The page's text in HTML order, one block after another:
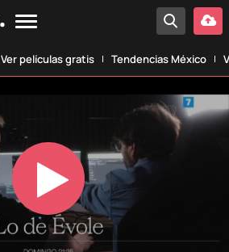
Ver películas gratis Tendencias México
Play